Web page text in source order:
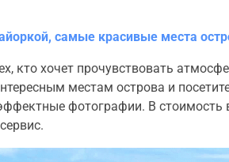
самые красивые места
кто хочет прочувствовать
местам острова и
фотографии. В стоимость